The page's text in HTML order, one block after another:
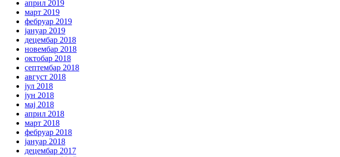
април 2019
март 2019
фебруар 2019
јануар 2019
децембар 2018
новембар 2018
октобар 2018
септембар 2018
август 2018
јул 2018
јун 2018
мај 2018
април 2018
март 2018
фебруар 2018
јануар 2018
децембар 2017